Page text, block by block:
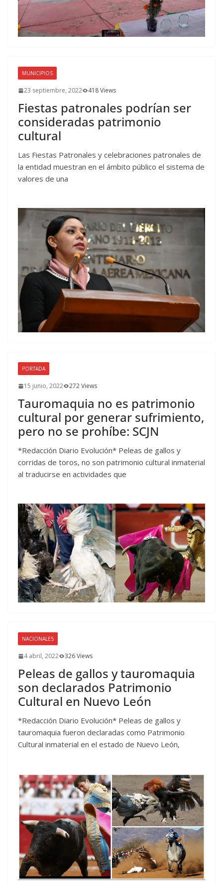
MUNICIPIOS
23 septiembre, 2022 418 Views
Fiestas patronales podrían ser
consideradas patrimonio
cultural
Las Fiestas Patronales y celebraciones patronales de
la entidad muestran en el ámbito público el sistema de
valores de una
PORTADA
15 junio, 2022 272 Views
Tauromaquia no es patrimonio
cultural por generar sufrimiento,
pero no se prohíbe: SCJN
*Redacción Diario Evolución* Peleas de gallos y
corridas de toros, no son patrimonio cultural inmaterial
al traducirse en actividades que
NACIONALES
4 abril, 2022 326 Views
Peleas de gallos y tauromaquia
son declarados Patrimonio
Cultural en Nuevo León
*Redacción Diario Evolución* Peleas de gallos y
tauromaquia fueron declaradas como Patrimonio
Cultural inmaterial en el estado de Nuevo León,